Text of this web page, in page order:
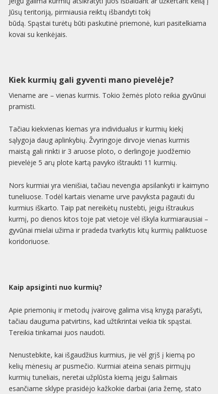
Jūsų teritoriją, pirmiausia reiktų išbandyti tokį
būdą. Spąstai turėtų būti paskutinė priemonė, kuri pasitelkiama
kovai su kenkėjais.
Kiek kurmių gali gyventi mano pievelėje?
Viename are – vienas kurmis. Tokio žemės ploto reikia gyvūnui
pramisti.
Tačiau kiekvienas kiemas yra individualus ir kurmių kiekį
sąlygoja daug aplinkybių. Žvyringoje dirvoje vienas kurmis
maistą gali rinkti ir 3 aruose ploto, o derlingoje juodžemio
pievelėje 5 arų plote kartą pavyko ištraukti 11 kurmių.
Nors kurmiai yra vienišiai, tačiau nevengia apsilankyti ir kaimyno
tuneliuose. Todėl kartais viename urve pavyksta pagauti du
kurmius iškarto. Taip pat nereikėtų nustebti, jeigu ištraukus
kurmį, po dienos kitos toje pat vietoje vėl iškyla kurmiarausiai –
gyvūnai mielai užima ir pradeda tvarkytis kitų kurmių paliktuose
koridoriuose.
Kaip apsiginti nuo kurmių?
Apie priemonių ir metodų įvairovę galima visą knygą parašyti,
tačiau dauguma patvirtins, kad užtikrintai veikia tik spąstai.
Tereikia tinkamai juos naudoti.
Nenustebkite, kai išgaudžius kurmius, jie vėl grįš į kiemą po
kelių mėnesių ar pusmečio. Kurmiai ateina senais pirmųjų
kurmių tuneliais, neretai užplūsta kiemą jeigu šalimais
esančiame sklype prasidėjo kažkokie darbai (aria žemę, stato